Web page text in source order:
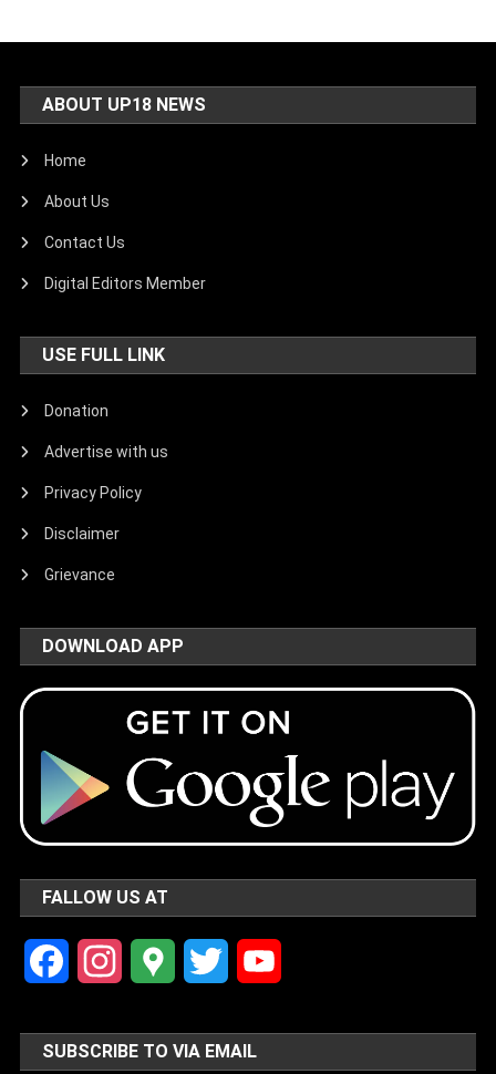
ABOUT UP18 NEWS
Home
About Us
Contact Us
Digital Editors Member
USE FULL LINK
Donation
Advertise with us
Privacy Policy
Disclaimer
Grievance
DOWNLOAD APP
FALLOW US AT
FacebookInstagramGoogle Twitter
SUBSCRIBE TO VIA EMAIL